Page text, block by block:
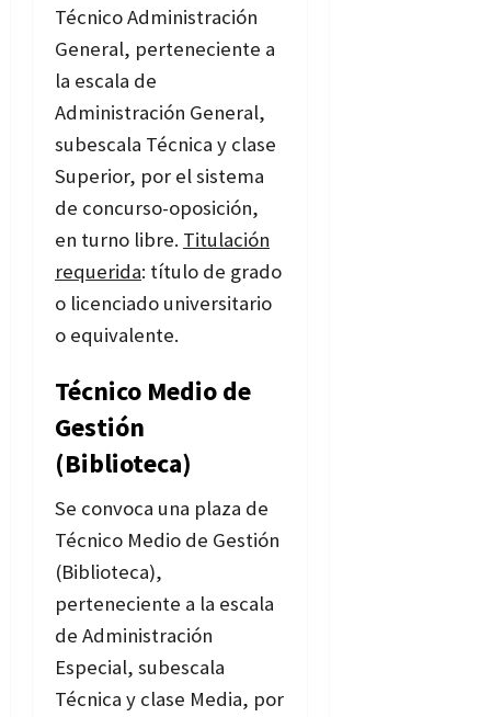
Técnico Administración
General, perteneciente a
la escala de
Administración General,
subescala Técnica y clase
Superior, por el sistema
de concurso-oposición,
en turno libre. Titulación
requerida: título de grado
o licenciado universitario
o equivalente.
Técnico Medio de
Gestión
(Biblioteca)
Se convoca una plaza de
Técnico Medio de Gestión
(Biblioteca),
perteneciente a la escala
de Administración
Especial, subescala
Técnica y clase Media, por